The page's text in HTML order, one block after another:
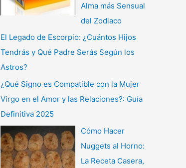
Alma más Sensual
del Zodiaco
El Legado de Escorpio: ¿Cuántos Hijos
Tendrás y Qué Padre Serás Según los
Astros?
¿Qué Signo es Compatible con la Mujer
Virgo en el Amor y las Relaciones?: Guía
Definitiva 2025
Cómo Hacer
Nuggets al Horno:
La Receta Casera,